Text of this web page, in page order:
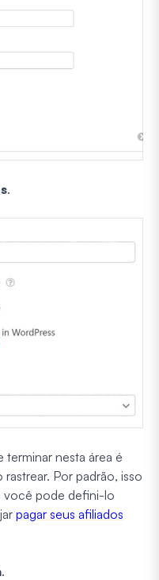
.
terminar nesta área é
Por padrão, isso
você pode defini-lo
pagar seus afiliados
.